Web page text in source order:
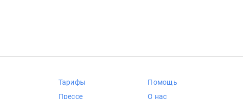
Тарифы
Прессе
Помощь
О нас